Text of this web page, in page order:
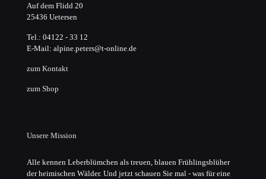
Auf dem Flidd 20
25436 Uetersen
Tel.: 04122 - 33 12
E-Mail: alpine.peters@t-online.de
zum Kontakt
zum Shop
Unsere Mission
Alle kennen Leberblümchen als treuen, blauen Frühlingsblüher
der heimischen Wälder. Und jetzt schauen Sie mal - was für eine